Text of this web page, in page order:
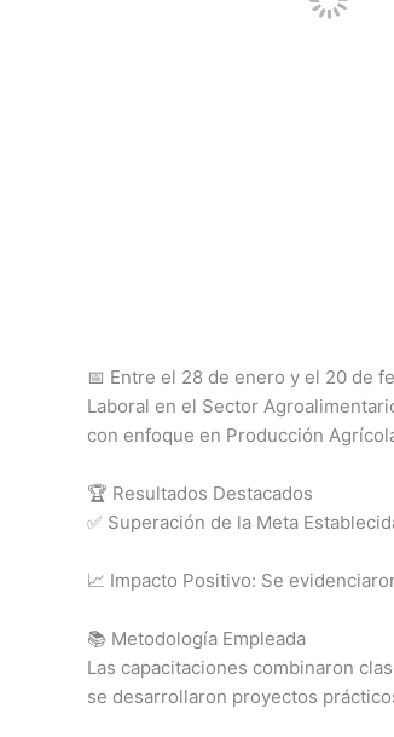
📅 Entre el 28 de enero y el 20 de
Laboral en el Sector
con enfoque en Producción
🏆 Resultados Destacados
✅ Superación de la Meta
📈 Impacto Positivo: Se
📚 Metodología Empleada
Las capacitaciones combinaron
se desarrollaron proyectos